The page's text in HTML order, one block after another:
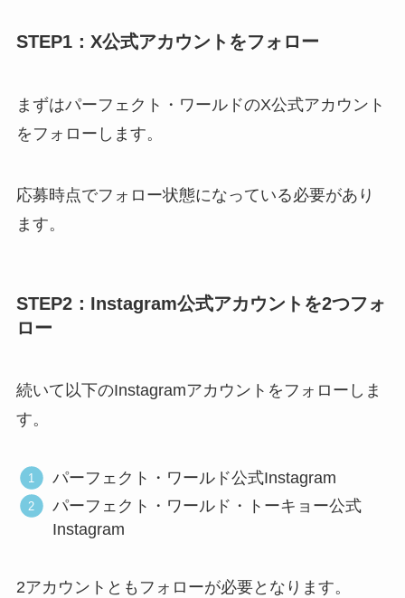
STEP1：X公式アカウントをフォロー
まずはパーフェクト・ワールドのX公式アカウント
をフォローします。
応募時点でフォロー状態になっている必要があり
ます。
STEP2：Instagram公式アカウントを2つフォ
ロー
続いて以下のInstagramアカウントをフォローしま
す。
パーフェクト・ワールド公式Instagram
パーフェクト・ワールド・トーキョー公式
Instagram
2アカウントともフォローが必要となります。